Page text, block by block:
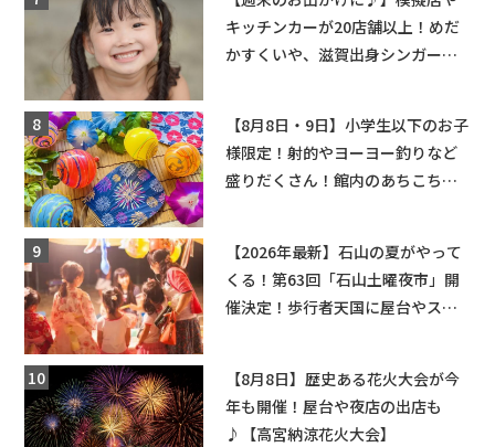
キッチンカーが20店舗以上！めだ
かすくいや、滋賀出身シンガーソ
【8月8日・9日】小学生以下のお子
様限定！射的やヨーヨー釣りなど
盛りだくさん！館内のあちこちに
【2026年最新】石山の夏がやって
くる！第63回「石山土曜夜市」開
催決定！歩行者天国に屋台やステ
【8月8日】歴史ある花火大会が今
年も開催！屋台や夜店の出店も
♪【高宮納涼花火大会】